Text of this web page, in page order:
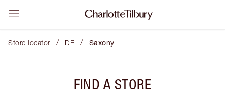
Store locator / DE / Saxony
FIND A STORE